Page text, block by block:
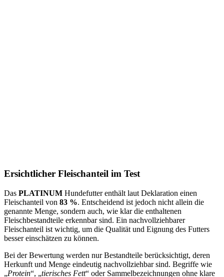
Ersichtlicher Fleischanteil im Test
Das PLATINUM Hundefutter enthält laut Deklaration einen
Fleischanteil von 83 %. Entscheidend ist jedoch nicht allein die
genannte Menge, sondern auch, wie klar die enthaltenen
Fleischbestandteile erkennbar sind. Ein nachvollziehbarer
Fleischanteil ist wichtig, um die Qualität und Eignung des Futters
besser einschätzen zu können.
Bei der Bewertung werden nur Bestandteile berücksichtigt, deren
Herkunft und Menge eindeutig nachvollziehbar sind. Begriffe wie
„Protein“, „tierisches Fett“ oder Sammelbezeichnungen ohne klare